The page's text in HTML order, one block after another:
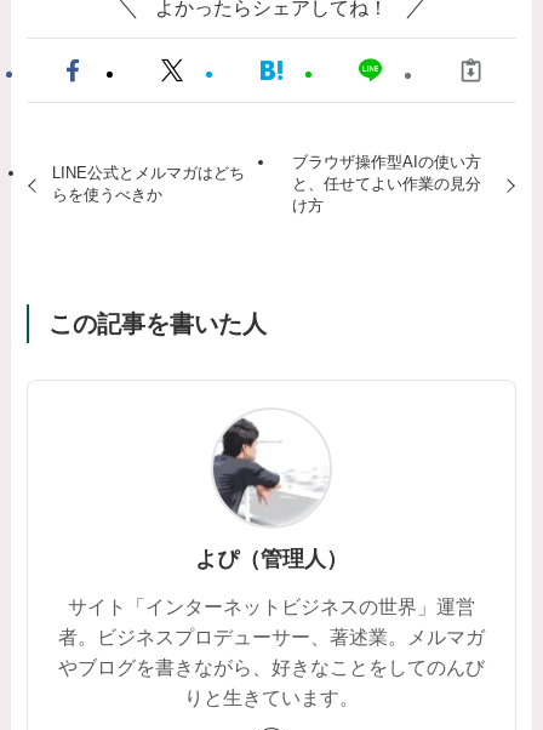
よかったらシェアしてね！
LINE公式とメルマガはどち
らを使うべきか
ブラウザ操作型AIの使い方
と、任せてよい作業の見分
け方
この記事を書いた人
よぴ（管理人）
サイト「インターネットビジネスの世界」運営
者。ビジネスプロデューサー、著述業。メルマガ
やブログを書きながら、好きなことをしてのんび
りと生きています。